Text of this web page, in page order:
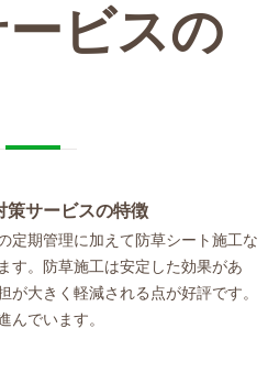
ビスの
策サービスの特徴
定期管理に加えて防草シート施工な
す。防草施工は安定した効果があ
が大きく軽減される点が好評です。
んでいます。